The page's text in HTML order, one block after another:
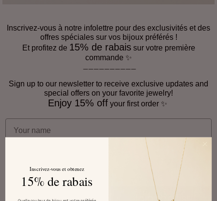
Inscrivez-vous à notre infolettre pour des exclusivités et des
offres spéciales sur vos bijoux préférés !
Et profitez de 15% de rabaissur votre première
commande ✨
Sign up to our newsletter to receive exclusive updates and
special offers on your favorite jewelry!
Enjoy 15% off your first order ✨
Your name
Inscrivez-vous et obtenez
15% de rabais